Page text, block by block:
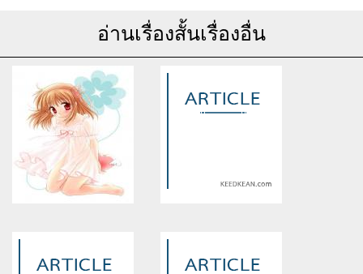
อ่านเรื่องสั้นเรื่องอื่น
assumed 'article_topic' (this
assumed 'article_topic' (this